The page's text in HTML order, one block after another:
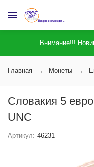
Внимание!!!
Главная Монеты
Словакия 5
UNC
Артикул: 46231